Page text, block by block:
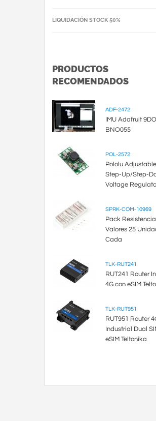
LIQUIDACIÓN STOCK 50%
PRODUCTOS
RECOMENDADOS
ADF-2472
IMU Adafruit
BNO055
POL-2572
Pololu
Step-Up/Step-
Voltage
SPRK-COM-10969
Pack
Valores 25
Cada
TLK-RUT241
RUT241 Router
4G con eSIM
TLK-RUT951
RUT951 Router
Industrial Dual
eSIM Teltonika